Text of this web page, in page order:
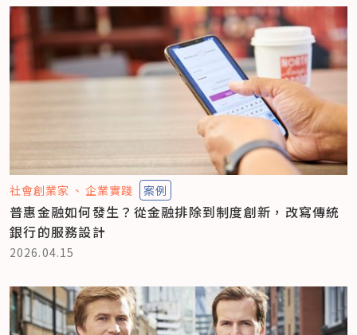
社會創業家 企業實踐 案例
普惠金融如何發生？從金融排除到制度創新，改寫傳統
銀行的服務設計
2026.04.15